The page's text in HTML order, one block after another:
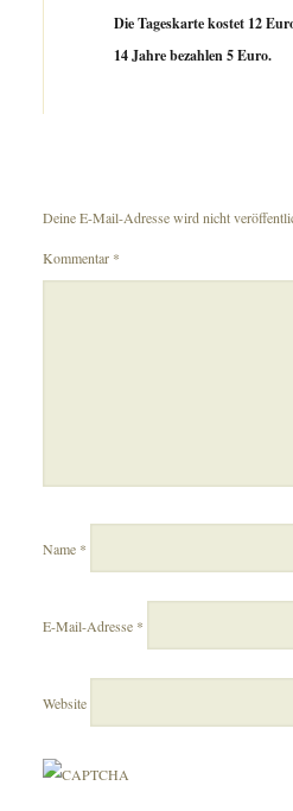
Die Tageskarte kostet 12
14 Jahre bezahlen 5 Euro.
Deine E-Mail-Adresse wird nicht
Kommentar *
Name *
E-Mail-Adresse *
Website